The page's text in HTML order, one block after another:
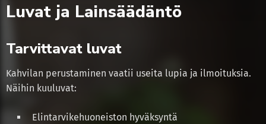
Luvat ja Lainsäädäntö
Tarvittavat luvat
Kahvilan perustaminen vaatii useita lupia ja ilmoituksia.
Näihin kuuluvat:
Elintarvikehuoneiston hyväksyntä